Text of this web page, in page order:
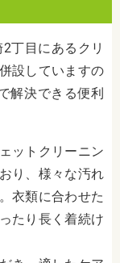
丁目にあるクリ
設していますの
解決できる便利
ットクリーニン
り、様々な汚れ
衣類に合わせた
たり長く着続け